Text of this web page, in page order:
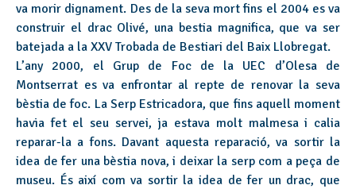
va morir dignament. Des de la seva mort fins el 2004 es va
construir el drac Olivé, una bestia magnifica, que va ser
batejada a la XXV Trobada de Bestiari del Baix Llobregat.
L’any 2000, el Grup de Foc de la UEC d’Olesa de
Montserrat es va enfrontar al repte de renovar la seva
bèstia de foc. La Serp Estricadora, que fins aquell moment
havia fet el seu servei, ja estava molt malmesa i calia
reparar-la a fons. Davant aquesta reparació, va sortir la
idea de fer una bèstia nova, i deixar la serp com a peça de
museu. És així com va sortir la idea de fer un drac, que